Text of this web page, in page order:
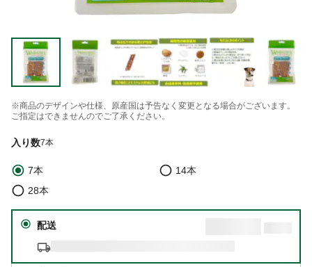
※商品のデザインや仕様、原産国は予告なく変更となる場合がございます。
ご指定はできませんのでご了承ください。
入り数7本
7本
14本
28本
配送